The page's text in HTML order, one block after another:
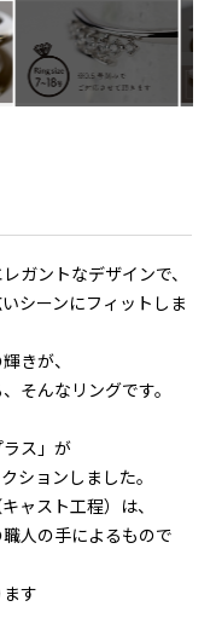
ガントなデザインで、
シーンにフィットしま
きが、
そんなリングです。
ス」が
ションしました。
ャスト工程）は、
人の手によるもので
す